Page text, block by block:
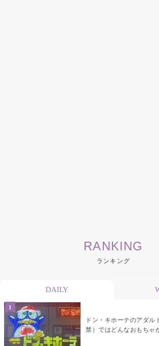
RANKING
ランキング
DAILY
ドン・キホーテのアダル
禁）ではどんなおもちゃ